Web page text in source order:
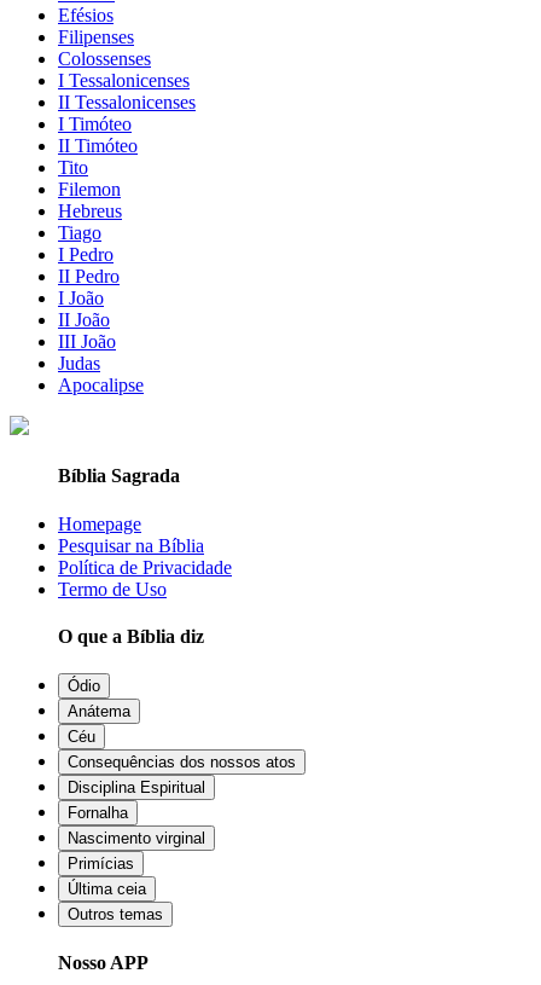
Efésios
Filipenses
Colossenses
I Tessalonicenses
II Tessalonicenses
I Timóteo
II Timóteo
Tito
Filemon
Hebreus
Tiago
I Pedro
II Pedro
I João
II João
III João
Judas
Apocalipse
Bíblia Sagrada
Homepage
Pesquisar na Bíblia
Política de Privacidade
Termo de Uso
O que a Bíblia diz
Ódio
Anátema
Céu
Consequências dos nossos atos
Disciplina Espiritual
Fornalha
Nascimento virginal
Primícias
Última ceia
Outros temas
Nosso APP